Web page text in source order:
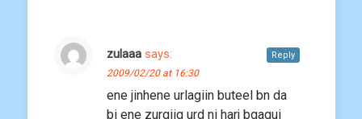
zulaaa says:
2009/02/20 at 16:30
ene jinhene urlagiin buteel bn da
bi ene zurgiig urd ni harj bgagui
Reply